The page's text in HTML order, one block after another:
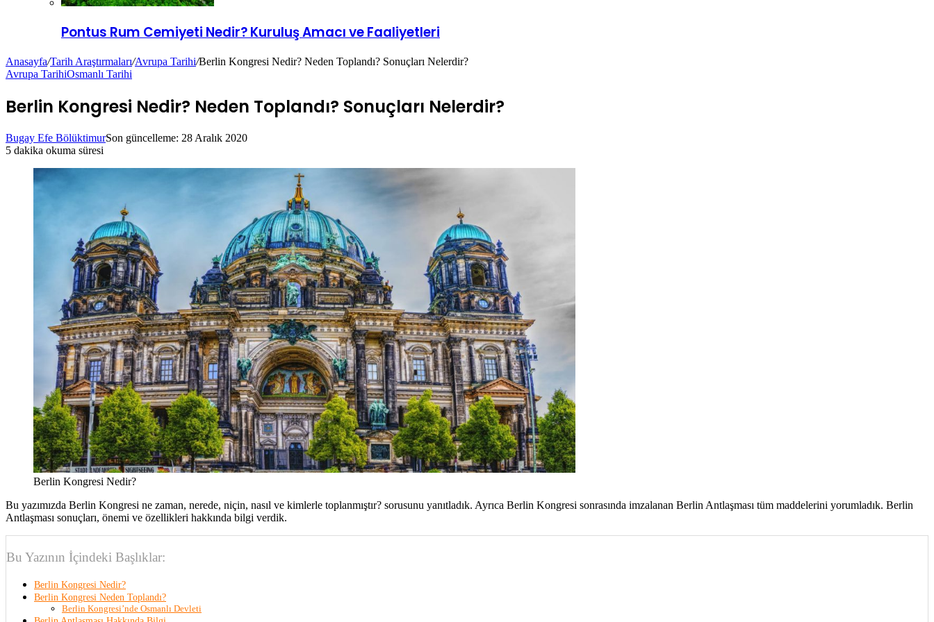
Pontus Rum Cemiyeti Nedir? Kuruluş Amacı ve Faaliyetleri
Anasayfa/Tarih Araştırmaları/Avrupa Tarihi/Berlin Kongresi Nedir? Neden Toplandı? Sonuçları Nelerdir?
Avrupa TarihiOsmanlı Tarihi
Berlin Kongresi Nedir? Neden Toplandı? Sonuçları Nelerdir?
Bugay Efe BölüktimurSon güncelleme: 28 Aralık 2020
5 dakika okuma süresi
Berlin Kongresi Nedir?
Bu yazımızda Berlin Kongresi ne zaman, nerede, niçin, nasıl ve kimlerle toplanmıştır? sorusunu yanıtladık. Ayrıca Berlin Kongresi sonrasında imzalanan Berlin Antlaşması tüm maddelerini yorumladık. Berlin
Antlaşması sonuçları, önemi ve özellikleri hakkında bilgi verdik.
Bu Yazının İçindeki Başlıklar:
Berlin Kongresi Nedir?
Berlin Kongresi Neden Toplandı?
Berlin Kongresi’nde Osmanlı Devleti